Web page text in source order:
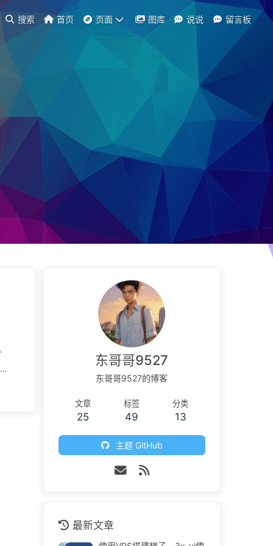
搜索 首页 页面 图库 说说 留言板
东哥哥9527
东哥哥9527的博客
文章
25
标签
49
分类
13
主题 GitHub
最新文章